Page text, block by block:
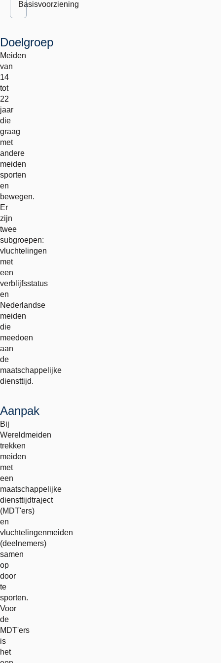
Basisvoorziening
Doelgroep
Meiden
van
14
tot
22
jaar
die
graag
met
andere
meiden
sporten
en
bewegen.
Er
zijn
twee
subgroepen:
vluchtelingen
met
een
verblijfsstatus
en
Nederlandse
meiden
die
meedoen
aan
de
maatschappelijke
diensttijd.
Aanpak
Bij
Wereldmeiden
trekken
meiden
met
een
maatschappelijke
diensttijdtraject
(MDT'ers)
en
vluchtelingenmeiden
(deelnemers)
samen
op
door
te
sporten.
Voor
de
MDT'ers
is
het